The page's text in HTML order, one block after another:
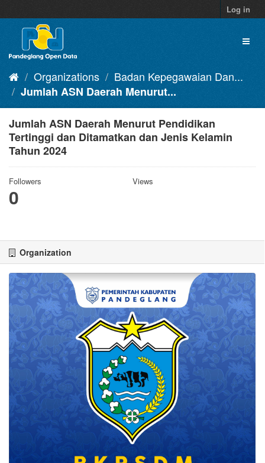
to
content
Log in
Organizations
Badan Kepegawaian Dan...
Jumlah ASN Daerah Menurut...
Jumlah ASN Daerah Menurut Pendidikan
Tertinggi dan Ditamatkan dan Jenis Kelamin
Tahun 2024
Followers
0
Views
Organization